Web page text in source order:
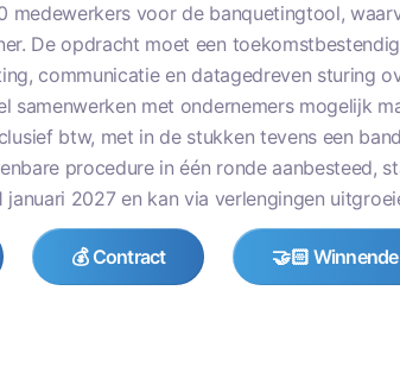
medewerkers voor de banquetingtool,
De opdracht moet een
communicatie en datagedreven sturing
samenwerken met ondernemers mogelijk
btw, met in de stukken tevens een
procedure in één ronde aanbesteed,
2027 en kan via verlengingen
💰 Contract 🤝🏻